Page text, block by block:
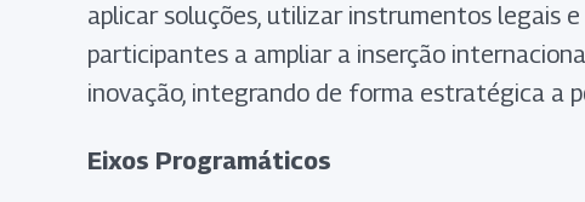
aplicar soluções, utilizar instrumentos legais
participantes a ampliar a inserção
inovação, integrando de forma estratégica a
Eixos Programáticos